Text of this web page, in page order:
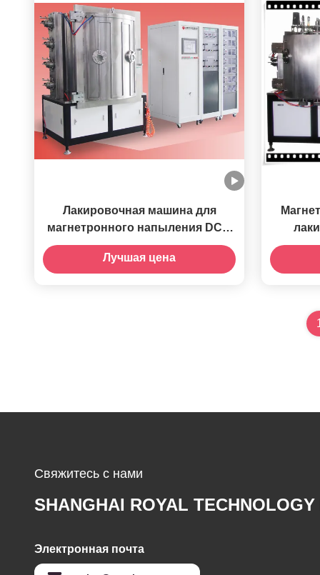
Лакировочная машина для
магнетронного напыления DC и
MF Решения для нанесения
покрытий PVD глубокого
Лучшая цена
Свяжитесь с нами
SHANGHAI ROYAL TECHNOLOGY
Электронная почта